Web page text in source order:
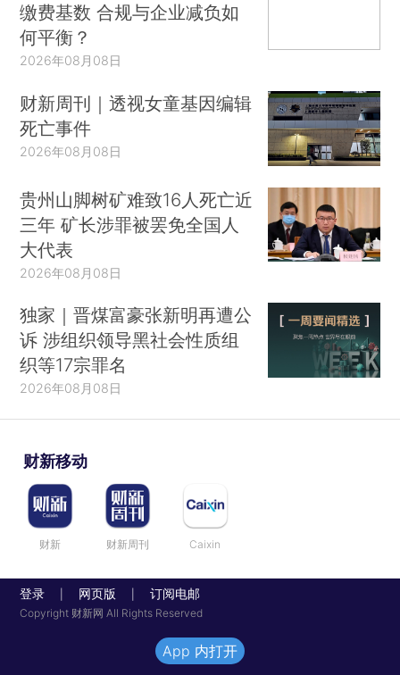
缴费基数 合规与企业减负如
何平衡？
2026年08月08日
财新周刊｜透视女童基因编辑
死亡事件
2026年08月08日
贵州山脚树矿难致16人死亡近
三年 矿长涉罪被罢免全国人
大代表
2026年08月08日
独家｜晋煤富豪张新明再遭公
诉 涉组织领导黑社会性质组
织等17宗罪名
2026年08月08日
财新移动
财新 财新周刊 Caixin
登录 网页版 订阅电邮
Copyright 财新网 All Rights Reserved
App 内打开